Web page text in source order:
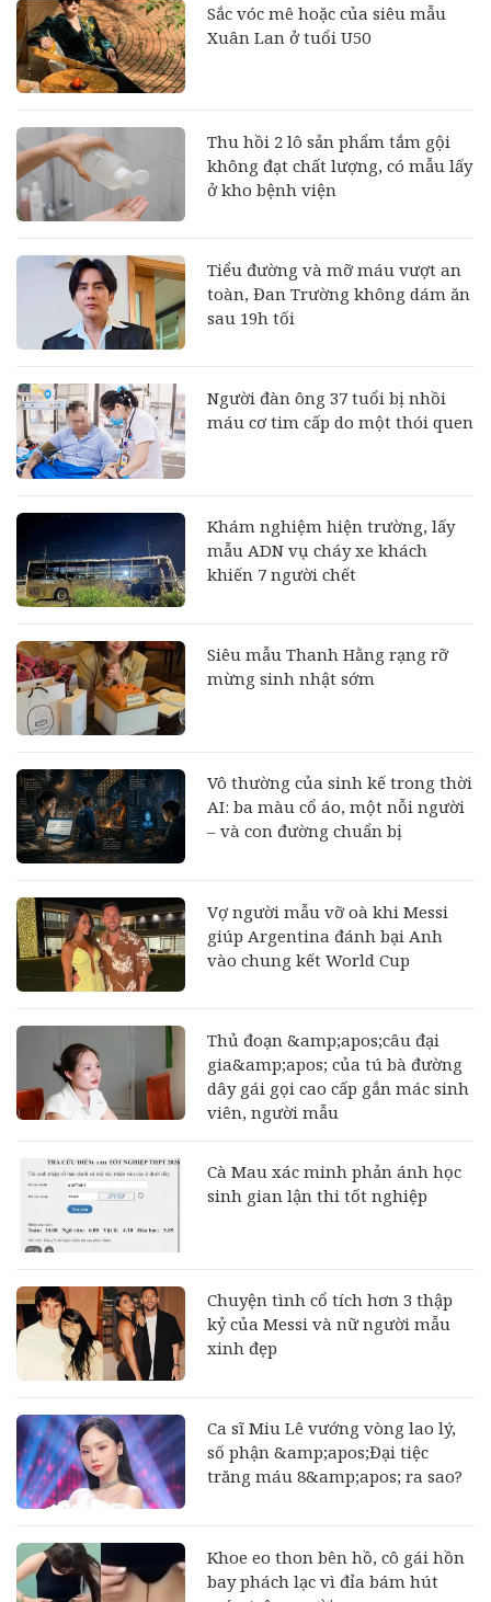
Sắc vóc mê hoặc của siêu mẫu
Xuân Lan ở tuổi U50
Thu hồi 2 lô sản phẩm tắm gội
không đạt chất lượng, có mẫu lấy
ở kho bệnh viện
Tiểu đường và mỡ máu vượt an
toàn, Đan Trường không dám ăn
sau 19h tối
Người đàn ông 37 tuổi bị nhồi
máu cơ tim cấp do một thói quen
Khám nghiệm hiện trường, lấy
mẫu ADN vụ cháy xe khách
khiến 7 người chết
Siêu mẫu Thanh Hằng rạng rỡ
mừng sinh nhật sớm
Vô thường của sinh kế trong thời
AI: ba màu cổ áo, một nỗi người
– và con đường chuẩn bị
Vợ người mẫu vỡ oà khi Messi
giúp Argentina đánh bại Anh
vào chung kết World Cup
Thủ đoạn &amp;apos;câu đại
gia&amp;apos; của tú bà đường
dây gái gọi cao cấp gắn mác sinh
viên, người mẫu
Cà Mau xác minh phản ánh học
sinh gian lận thi tốt nghiệp
Chuyện tình cổ tích hơn 3 thập
kỷ của Messi và nữ người mẫu
xinh đẹp
Ca sĩ Miu Lê vướng vòng lao lý,
số phận &amp;apos;Đại tiệc
trăng máu 8&amp;apos; ra sao?
Khoe eo thon bên hồ, cô gái hồn
bay phách lạc vì đỉa bám hút